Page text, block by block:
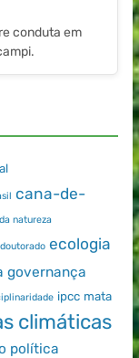
conduta em
cana-de-
natureza
doutorado ecologia
governança
ipcc mata
climáticas
política